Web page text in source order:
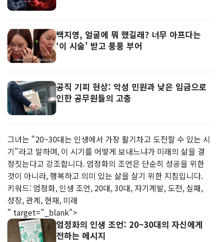
백지영, 얼굴에 뭐 했길래? 너무 아프다는
‘이 시술' 받고 퉁퉁 부어
공직 기피 현상: 악성 민원과 낮은 임금으로
인한 공무원들의 고충
그녀는 "20~30대는 인생에서 가장 활기차고 도전할 수 있는 시
기"라고 말하며, 이 시기를 어떻게 보내느냐가 미래의 삶을 결
정짓는다고 강조합니다. 엄정화의 조언은 단순히 성공을 위한
것이 아니라, 행복하고 의미 있는 삶을 살기 위한 지침입니다.
키워드: 엄정화, 인생 조언, 20대, 30대, 자기계발, 도전, 실패,
성장, 관계, 현재, 미래
" target="_blank">
엄정화의 인생 조언: 20~30대의 자신에게
전하는 메시지